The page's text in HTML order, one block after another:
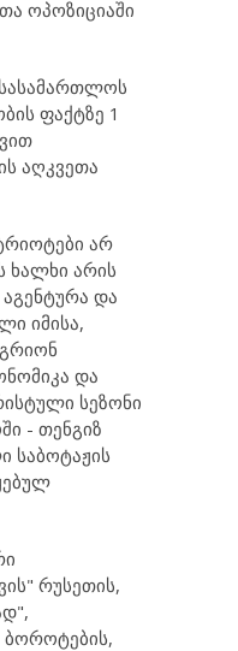
ოპოზიციაში
ფაქტზე 1
აღკვეთა
არ
ხალხი არის
აგენტურა და
იმისა,
და
სეზონი
- თენგიზ
საბოტაჟის
რუსეთის,